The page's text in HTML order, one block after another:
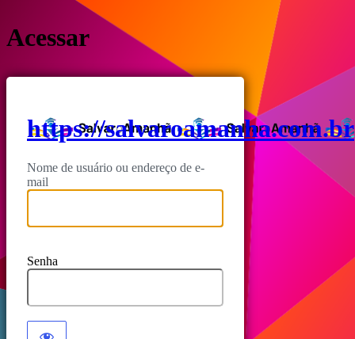
Acessar
https://salvaroamanha.com.br
Nome de usuário ou endereço de e-
mail
Senha